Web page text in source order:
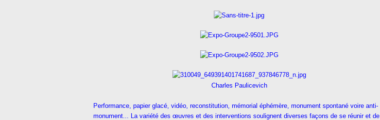
Charles Paulicevich
Performance, papier glacé, vidéo, reconstitution, mémorial éphémère, monument spontané voire anti-
monument... La variété des œuvres et des interventions soulignent diverses façons de se réunir et de